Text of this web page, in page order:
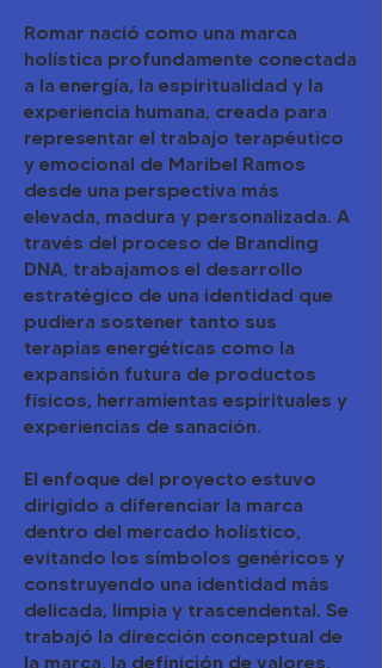
Romar nació como una marca
holística profundamente conectada
a la energía, la espiritualidad y la
experiencia humana, creada para
representar el trabajo terapéutico
y emocional de Maribel Ramos
desde una perspectiva más
elevada, madura y personalizada. A
través del proceso de Branding
DNA, trabajamos el desarrollo
estratégico de una identidad que
pudiera sostener tanto sus
terapias energéticas como la
expansión futura de productos
físicos, herramientas espirituales y
experiencias de sanación.
El enfoque del proyecto estuvo
dirigido a diferenciar la marca
dentro del mercado holístico,
evitando los símbolos genéricos y
construyendo una identidad más
delicada, limpia y trascendental. Se
trabajó la dirección conceptual de
la marca, la definición de valores,